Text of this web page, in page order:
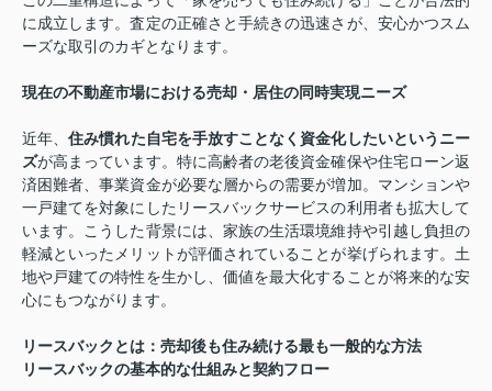
に成立します。査定の正確さと手続きの迅速さが、安心かつスム
ーズな取引のカギとなります。
現在の不動産市場における売却・居住の同時実現ニーズ
近年、住み慣れた自宅を手放すことなく資金化したいというニー
ズが高まっています。特に高齢者の老後資金確保や住宅ローン返
済困難者、事業資金が必要な層からの需要が増加。マンションや
一戸建てを対象にしたリースバックサービスの利用者も拡大して
います。こうした背景には、家族の生活環境維持や引越し負担の
軽減といったメリットが評価されていることが挙げられます。土
地や戸建ての特性を生かし、価値を最大化することが将来的な安
心にもつながります。
リースバックとは：売却後も住み続ける最も一般的な方法
リースバックの基本的な仕組みと契約フロー